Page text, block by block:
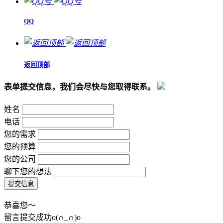
QQ
返回顶部
表单提交信息，我们会尽快与您取得联系。
姓名
电话
您的需求
您的预算
您的公司
聊下您的想法
恭喜您～
留言提交成功o(∩_∩)o